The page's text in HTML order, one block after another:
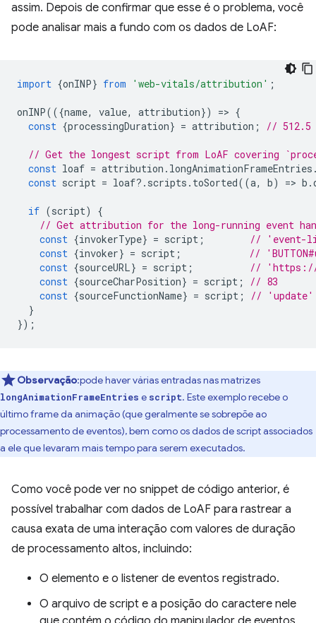
assim. Depois de confirmar que esse é o problema, você
pode analisar mais a fundo com os dados de LoAF:
import {onINP} from 'web-vitals/attribution' ;
onINP(({name, value, attribution}) => {
const {processingDuration} = attribution ; // 512.5
// Get the longest script from LoAF covering
const loaf = attribution . longAnimationFrameEntries
const script = loaf? . scripts . toSorted((a, b) => b .
if (script)
{
// Get attribution for the long-running event
const {invokerType} = script ;
// 'event-
const {invoker} = script ;
//
const {sourceURL} = script ;
// 'https://
const {sourceCharPosition} = script ;
// 83
const {sourceFunctionName} = script ;
// 'update'
}
});
Observação:pode haver várias entradas nas matrizes
longAnimationFrameEntries e script. Este exemplo recebe o
último frame da animação (que geralmente se sobrepõe ao
processamento de eventos), bem como os dados de script associados
a ele que levaram mais tempo para serem executados.
Como você pode ver no snippet de código anterior, é
possível trabalhar com dados de LoAF para rastrear a
causa exata de uma interação com valores de duração
de processamento altos, incluindo:
O elemento e o listener de eventos registrado.
O arquivo de script e a posição do caractere nele